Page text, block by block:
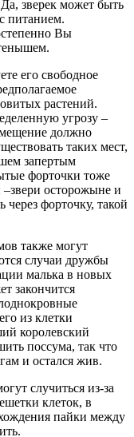
зверек может быть
питанием.
Вы
его свободное
растений.
угрозу –
должно
таких мест,
запертым
форточки тоже
осторожыне и
через форточку, такой
также могут
случаи дружбы
малька в новых
закончится
из клетки
королевский
поссума, так что
и остался жив.
случиться из-за
клеток, в
пайки между